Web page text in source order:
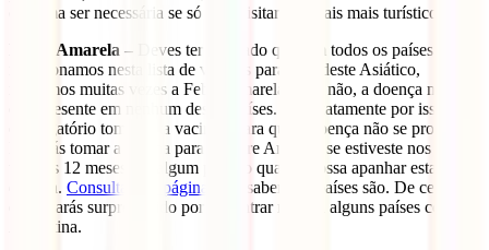
costuma ser necessária se só vais visitar os locais mais turísticos.
Febre Amarela – Deves ter reparado que, em todos os países que
mencionamos nesta lista de vacinas para o Sudeste Asiático,
repetimos muitas vezes a Febre Amarela. Mas não, a doença não
está presente em nenhum destes países. E é exatamente por isso que
é obrigatório tomar esta vacinas, para que a doença não se propague.
Deverás tomar a vacina para a Febre Amarela se estiveste nos
últimos 12 meses em algum país no qual se possa apanhar esta
doença. Consulta esta página
para saber que países são. De certeza
que ficarás surpreendido por encontrar na lista alguns países como a
Argentina.